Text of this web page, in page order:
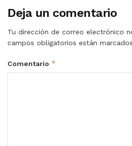
Deja un comentario
Tu dirección de correo electrónico
campos obligatorios están
Comentario *